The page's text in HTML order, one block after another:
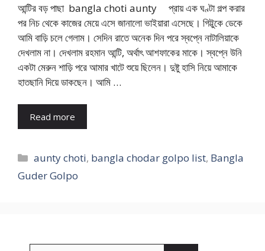
আন্টির বড় পাছা bangla choti aunty প্রায় এক ঘণ্টা গল্প করার
পর নিচ থেকে কাজের মেয়ে এসে জানালো ভাইয়ারা এসেছে। গিট্টুকে ডেকে
আমি বাড়ি চলে গেলাম। সেদিন রাতে অনেক দিন পরে স্বপ্নে নাটালিয়াকে
দেখলাম না। দেখলাম রহমান আন্টি, অর্থাৎ আশফাকের মাকে। স্বপ্নে উনি
একটা মেরুন শাড়ি পরে আমার খাটে শুয়ে ছিলেন। দুষ্টু হাসি নিয়ে আমাকে
হাতছানি দিয়ে ডাকছেন। আমি …
Read more
Categories
aunty choti, bangla chodar golpo list, Bangla
Guder Golpo